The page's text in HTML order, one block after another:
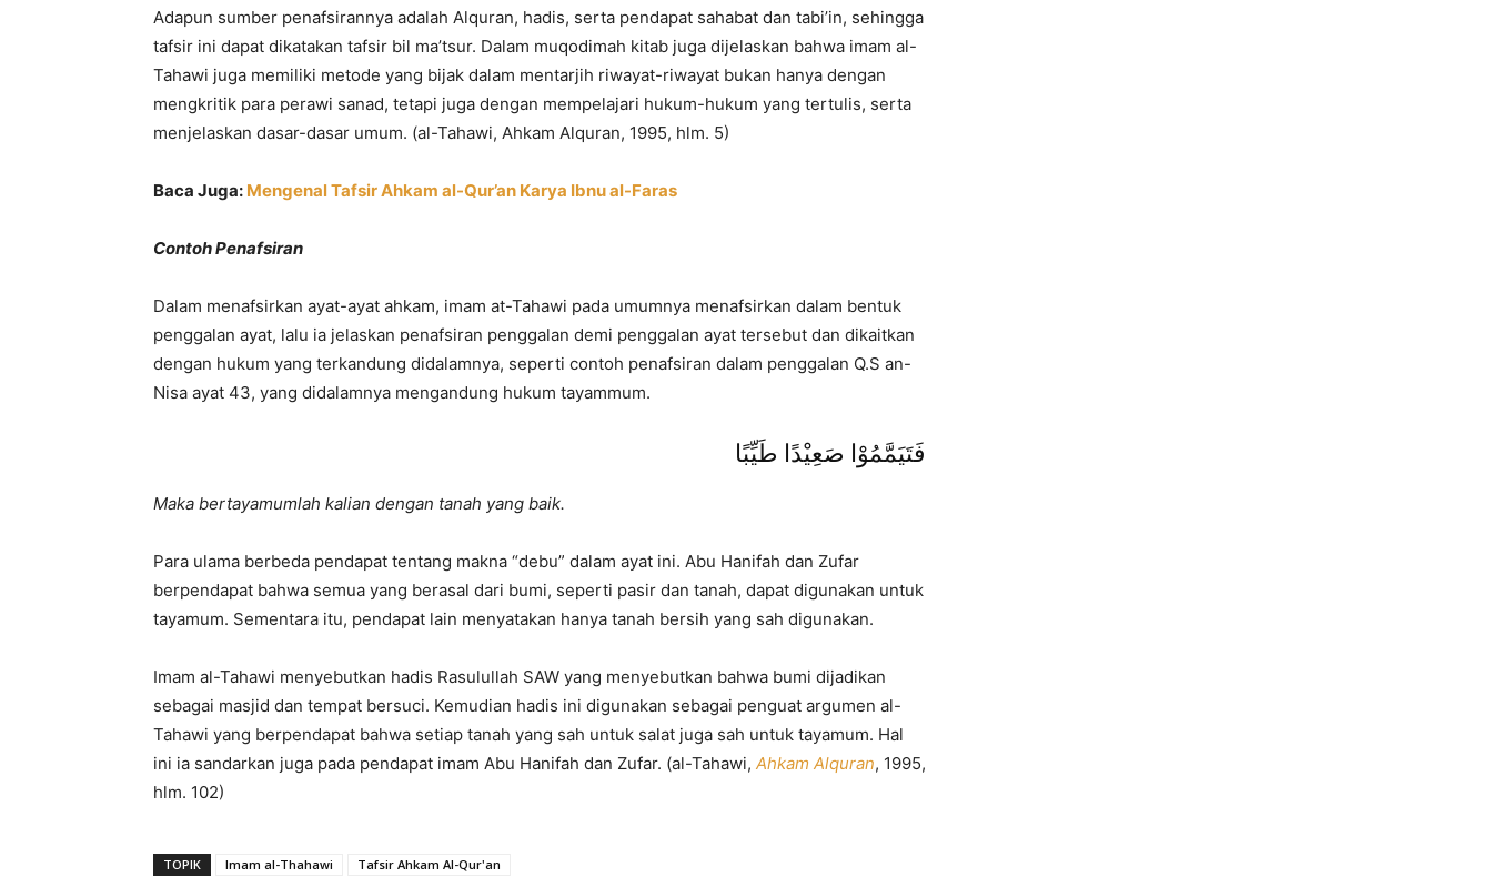
Adapun sumber penafsirannya adalah Alquran, hadis, serta pendapat sahabat dan tabi’in, sehingga
tafsir ini dapat dikatakan tafsir bil ma’tsur. Dalam muqodimah kitab juga dijelaskan bahwa imam al-
Tahawi juga memiliki metode yang bijak dalam mentarjih riwayat-riwayat bukan hanya dengan
mengkritik para perawi sanad, tetapi juga dengan mempelajari hukum-hukum yang tertulis, serta
menjelaskan dasar-dasar umum. (al-Tahawi, Ahkam Alquran, 1995, hlm. 5)
Baca Juga: Mengenal Tafsir Ahkam al-Qur’an Karya Ibnu al-Faras
Contoh Penafsiran
Dalam menafsirkan ayat-ayat ahkam, imam at-Tahawi pada umumnya menafsirkan dalam bentuk
penggalan ayat, lalu ia jelaskan penafsiran penggalan demi penggalan ayat tersebut dan dikaitkan
dengan hukum yang terkandung didalamnya, seperti contoh penafsiran dalam penggalan Q.S an-
Nisa ayat 43, yang didalamnya mengandung hukum tayammum.
فَتَيَمَّمُوْا صَعِيْدًا طَيِّبًا
Maka bertayamumlah kalian dengan tanah yang baik.
Para ulama berbeda pendapat tentang makna “debu” dalam ayat ini. Abu Hanifah dan Zufar
berpendapat bahwa semua yang berasal dari bumi, seperti pasir dan tanah, dapat digunakan untuk
tayamum. Sementara itu, pendapat lain menyatakan hanya tanah bersih yang sah digunakan.
Imam al-Tahawi menyebutkan hadis Rasulullah SAW yang menyebutkan bahwa bumi dijadikan
sebagai masjid dan tempat bersuci. Kemudian hadis ini digunakan sebagai penguat argumen al-
Tahawi yang berpendapat bahwa setiap tanah yang sah untuk salat juga sah untuk tayamum. Hal
ini ia sandarkan juga pada pendapat imam Abu Hanifah dan Zufar. (al-Tahawi, Ahkam Alquran, 1995,
hlm. 102)
TOPIK Imam al-Thahawi Tafsir Ahkam Al-Qur'an